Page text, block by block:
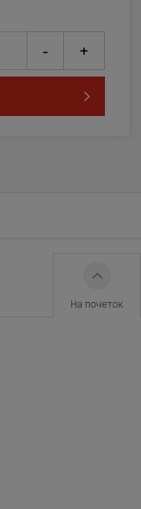
- +
На почеток